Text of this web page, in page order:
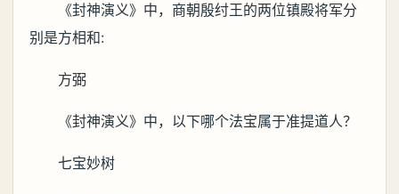
《封神演义》中，商朝殷纣王的两位镇殿将军分
别是方相和:
方弼
《封神演义》中，以下哪个法宝属于准提道人？
七宝妙树